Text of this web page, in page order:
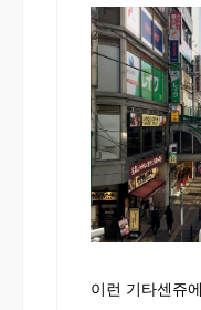
이런 기타센쥬